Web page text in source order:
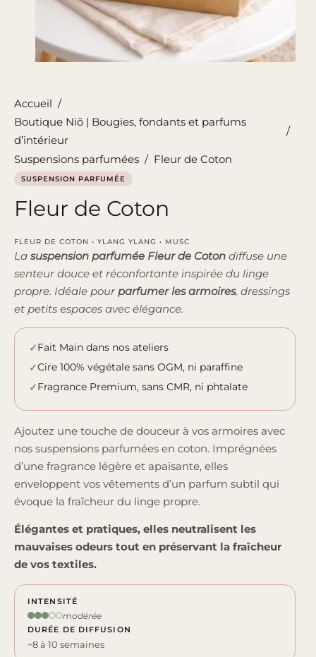
Accueil /
Boutique Niõ | Bougies, fondants et parfums
d’intérieur
/
Suspensions parfumées / Fleur de Coton
SUSPENSION PARFUMÉE
Fleur de Coton
FLEUR DE COTON • YLANG YLANG • MUSC
La suspension parfumée Fleur de Coton diffuse une
senteur douce et réconfortante inspirée du linge
propre. Idéale pourparfumer les armoires, dressings
et petits espaces avec élégance.
Fait Main dans nos ateliers
Cire 100% végétale sans OGM, ni paraffine
Fragrance Premium, sans CMR, ni phtalate
Ajoutez une touche de douceur à vos armoires avec
nos suspensions parfumées en coton. Imprégnées
d’une fragrance légère et apaisante, elles
enveloppent vos vêtements d’un parfum subtil qui
évoque la fraîcheur du linge propre.
Élégantes et pratiques, elles neutralisent les
mauvaises odeurs tout en préservant la fraîcheur
de vos textiles.
INTENSITÉ
modérée
DURÉE DE DIFFUSION
~8 à 10 semaines